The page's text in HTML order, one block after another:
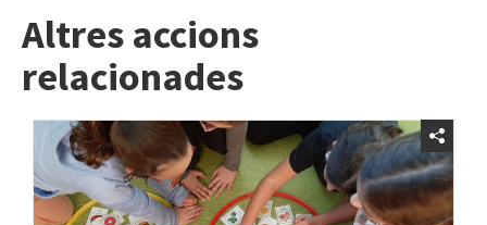
Altres accions
relacionades